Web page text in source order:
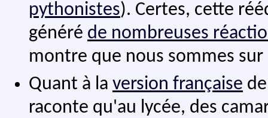
pythonistes). Certes, cette
généré de nombreuses
montre que nous sommes
Quant à la version française
raconte qu'au lycée, des